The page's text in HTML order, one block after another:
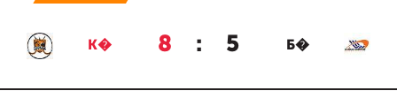
К� 8 : 5 Б�